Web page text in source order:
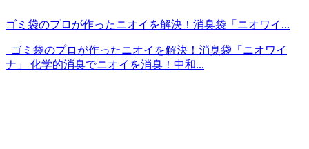
ゴミ袋のプロが作ったニオイを解決！消臭袋「ニオワイ...
ゴミ袋のプロが作ったニオイを解決！消臭袋「ニオワイ
ナ」 化学的消臭でニオイを消臭！中和...